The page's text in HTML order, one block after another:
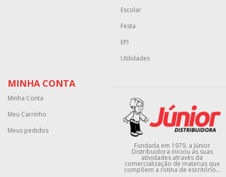
Escolar
Festa
EPI
Utilidades
MINHA CONTA
Minha Conta
Meu Carrinho
Meus pedidos
Fundada em 1979, a Júnior
Distribuidora iniciou as suas
atividades através da
comercialização de materias que
compõem a rotina de escritório...